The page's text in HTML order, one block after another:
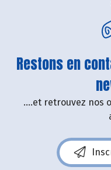
Restons en
....et retrouvez nos